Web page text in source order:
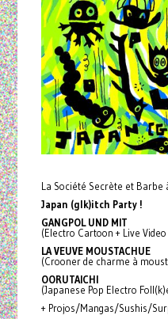
La Société Secrète et Barbe
Japan (glk)itch Party !
GANGPOL UND MIT
(Electro Cartoon + Live
LA VEUVE MOUSTACHUE
(Crooner de charme à
OORUTAICHI
(Japanese Pop Electro
+ Projos/Mangas/Sushis/